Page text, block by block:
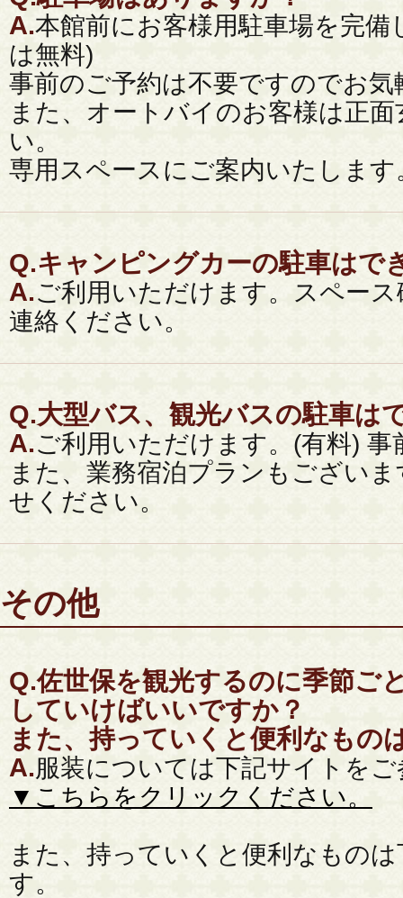
A.本館前にお客様用駐車場を完
は無料)
事前のご予約は不要ですのでお
また、オートバイのお客様は正
い。
専用スペースにご案内いたします
Q.キャンピングカーの駐車はで
A.ご利用いただけます。スペー
連絡ください。
Q.大型バス、観光バスの駐車は
A.ご利用いただけます。(有料)
また、業務宿泊プランもござい
せください。
その他
Q.佐世保を観光するのに季節ご
していけばいいですか？
また、持っていくと便利なもの
A.服装については下記サイトを
▼こちらをクリックください。
また、持っていくと便利なもの
す。